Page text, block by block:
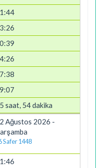
saat, 54 dakika
Ağustos 2026 -
Safer 1448